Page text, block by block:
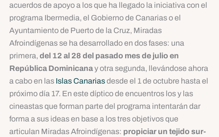
acuerdos de apoyo a los que ha llegado la iniciativa con el
programa Ibermedia, el Gobierno de Canarias o el
Ayuntamiento de Puerto de la Cruz, Miradas
Afroindígenas se ha desarrollado en dos fases: una
primera, del 12 al 28 del pasado mes de julio en
República Dominicanay otra segunda, llevándose ahora
a cabo en las Islas Canariasdesde el 1 de octubre hasta el
próximo día 17. En este díptico de encuentros los y las
cineastas que forman parte del programa intentarán dar
forma a sus ideas en base a los tres objetivos que
articulan Miradas Afroindígenas: propiciar un tejido sur-